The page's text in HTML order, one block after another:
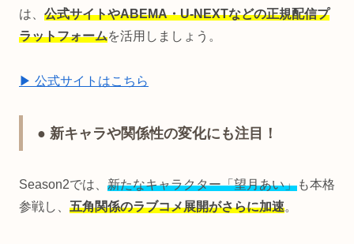
は、 公式サイトやABEMA・U-NEXTなどの正規配信プ
ラットフォームを活用しましょう。
▶ 公式サイトはこちら
● 新キャラや関係性の変化にも注目！
Season2では、 新たなキャラクター「望月あい」も本格
参戦し、 五角関係のラブコメ展開がさらに加速。